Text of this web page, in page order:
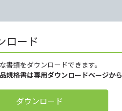
ロード
書類をダウンロードできます。
規格書は専用ダウンロードページから
ダウンロード